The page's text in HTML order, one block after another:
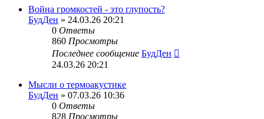
Война громкостей - это глупость?
БудДен » 24.03.26 20:21
0 Ответы
860 Просмотры
Последнее сообщение БудДен
24.03.26 20:21
Мысли о термоакустике
БудДен » 07.03.26 10:36
0 Ответы
828 Просмотры